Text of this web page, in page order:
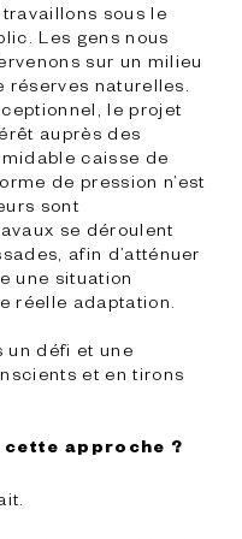
sous le
Les gens nous
sur un milieu
naturelles.
le projet
auprès des
caisse de
de pression n’est
sont
se déroulent
afin d’atténuer
une situation
réelle adaptation.
un défi et une
et en tirons
approche ?